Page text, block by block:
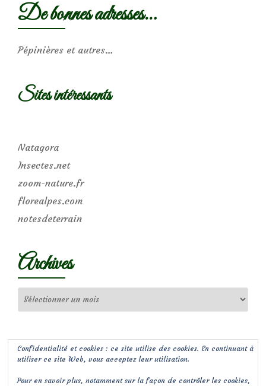
De bonnes adresses…
Pépinières et autres…
Sites intéressants
Natagora
Insectes.net
zoom-nature.fr
florealpes.com
notesdeterrain
Archives
Confidentialité et cookies : ce site utilise des cookies. En continuant à
utiliser ce site Web, vous acceptez leur utilisation.
Pour en savoir plus, notamment sur la façon de contrôler les cookies,